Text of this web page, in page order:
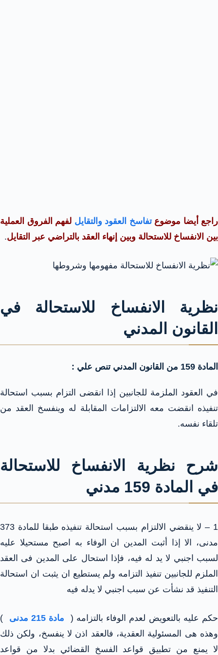
راجع أيضا موضوع تفاسخ العقود والتقايل لفهم الفروق العملية
بين الانفساخ للاستحالة وبين إنهاء العقد بالتراضي عبر التقايل.
نظرية الانفساخ للاستحالة في
القانون المدني
المادة 159 من القانون المدني تنص علي :
في العقود الملزمة للجانبين إذا انقضى التزام بسبب استحالة
تنفيذه انقضت معه الالتزامات المقابلة له وينفسخ العقد من
تلقاء نفسه.
شرح نظرية الانفساخ للاستحالة
في المادة 159 مدني
1 – لا ينقضي الالتزام بسبب استحالة تنفيذه طبقا للمادة 373
مدنى، الا إذا أثبت المدين ان الوفاء به اصبح مستحيلا عليه
لسبب اجنبي لا يد له فيه، فإذا استحال على المدين فى العقد
الملزم للجانبين تنفيذ التزامه ولم يستطيع ان يثبت ان استحالة
التنفيذ قد نشأت عن سبب اجنبي لا يدله فيه
حكم عليه بالتعويض لعدم الوفاء بالتزامه ( مادة 215 مدنى
)
وهذه هى المسئولية العقدية، فالعقد اذن لا ينفسخ، ولكن ذلك
لا يمنع من تطبيق قواعد الفسخ القضائي بدلا من قواعد